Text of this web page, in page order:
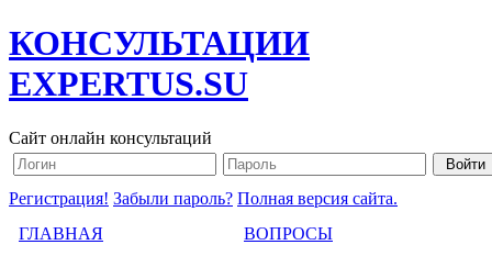
КОНСУЛЬТАЦИИ
EXPERTUS.SU
Сайт онлайн консультаций
Регистрация! Забыли пароль? Полная версия сайта.
ГЛАВНАЯ
ВОПРОСЫ